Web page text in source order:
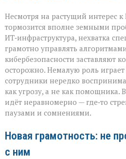
Несмотря на растущий интерес
тормозится вполне земными
ИТ‑инфраструктура, нехватка
грамотно управлять
кибербезопасности заставляют
осторожно. Немалую роль
сотрудники нередко
как угрозу, а не как помощника.
идёт неравномерно — где‑то
паузами и сомнениями.
Новая грамотность: не
с ним